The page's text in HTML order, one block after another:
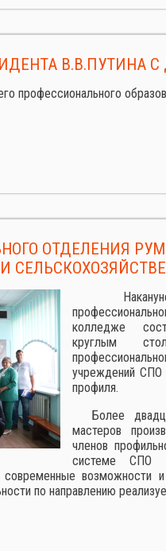
В.В.ПУТИНА
профессионального
ОТДЕЛЕНИЯ
колледже
круглым
учреждений СПО
профиля.
Более
мастеров
членов
системе СПО
возможности и
по направлению